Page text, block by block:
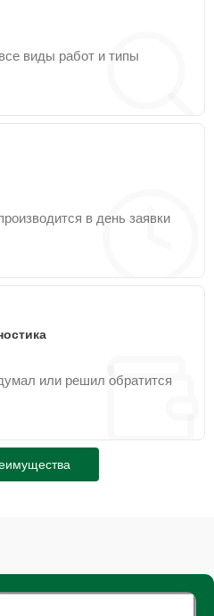
виды работ и типы
в день заявки
или решил обратится